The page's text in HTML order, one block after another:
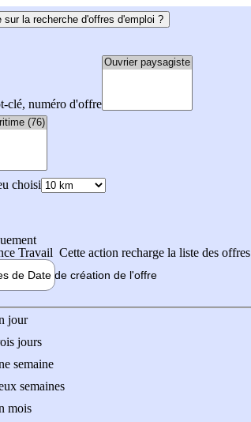
sur la recherche d'offres d'emploi ?
clé, numéro d'offre
choisi
Travail Cette action recharge la liste des offres
de Date de création de l'offre
de l'offre
jour
jours
semaine
semaines
mois